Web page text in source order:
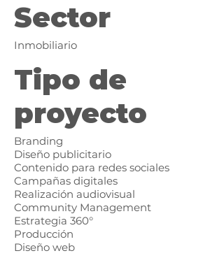
Sector
Inmobiliario
Tipo de
proyecto
Branding
Diseño publicitario
Contenido para redes sociales
Campañas digitales
Realización audiovisual
Community Management
Estrategia 360°
Producción
Diseño web